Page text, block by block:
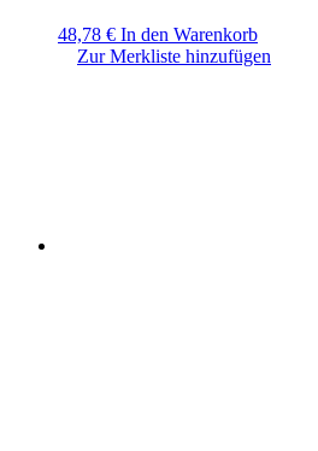
48,78 € In den Warenkorb
Zur Merkliste hinzufügen